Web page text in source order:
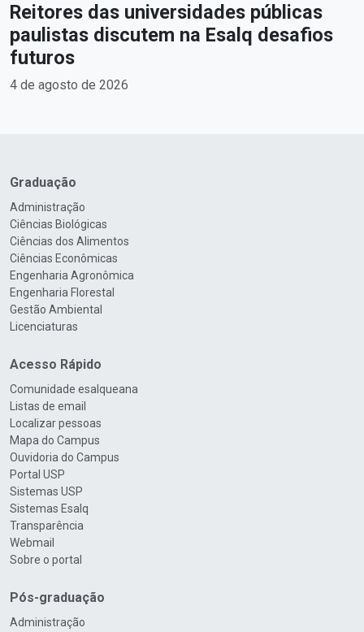
Reitores das universidades públicas
paulistas discutem na Esalq desafios
futuros
4 de agosto de 2026
Graduação
Administração
Ciências Biológicas
Ciências dos Alimentos
Ciências Econômicas
Engenharia Agronômica
Engenharia Florestal
Gestão Ambiental
Licenciaturas
Acesso Rápido
Comunidade esalqueana
Listas de email
Localizar pessoas
Mapa do Campus
Ouvidoria do Campus
Portal USP
Sistemas USP
Sistemas Esalq
Transparência
Webmail
Sobre o portal
Pós-graduação
Administração